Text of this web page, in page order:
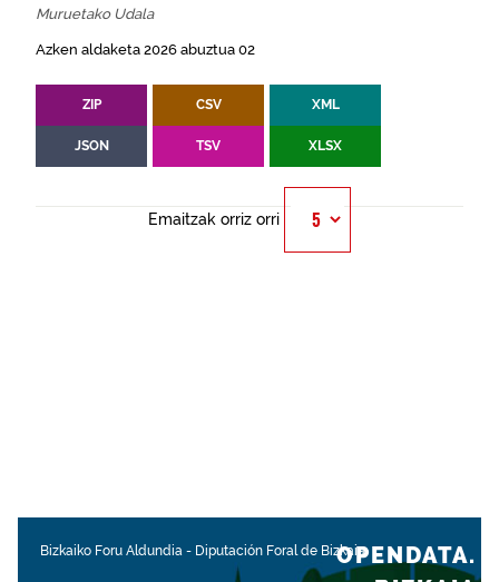
Muruetako Udala
Azken aldaketa 2026 abuztua 02
ZIP CSV XML
JSON TSV XLSX
Emaitzak orriz orri
Bizkaiko Foru Aldundia - Diputación Foral de BizkaiaOPENDATA.